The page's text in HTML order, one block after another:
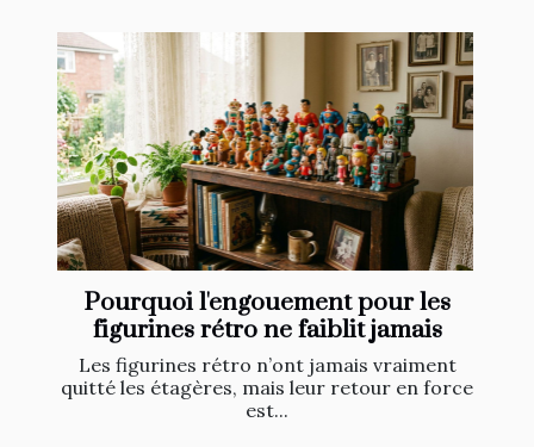
Pourquoi l'engouement pour les
figurines rétro ne faiblit jamais
Les figurines rétro n’ont jamais vraiment
quitté les étagères, mais leur retour en force
est...